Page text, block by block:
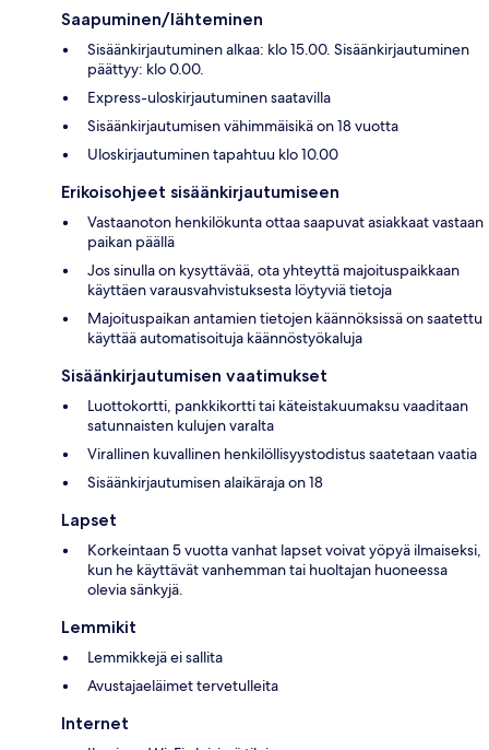
Saapuminen/lähteminen
Sisäänkirjautuminen alkaa: klo 15.00. Sisäänkirjautuminen
päättyy: klo 0.00.
Express-uloskirjautuminen saatavilla
Sisäänkirjautumisen vähimmäisikä on 18 vuotta
Uloskirjautuminen tapahtuu klo 10.00
Erikoisohjeet sisäänkirjautumiseen
Vastaanoton henkilökunta ottaa saapuvat asiakkaat vastaan
paikan päällä
Jos sinulla on kysyttävää, ota yhteyttä majoituspaikkaan
käyttäen varausvahvistuksesta löytyviä tietoja
Majoituspaikan antamien tietojen käännöksissä on saatettu
käyttää automatisoituja käännöstyökaluja
Sisäänkirjautumisen vaatimukset
Luottokortti, pankkikortti tai käteistakuumaksu vaaditaan
satunnaisten kulujen varalta
Virallinen kuvallinen henkilöllisyystodistus saatetaan vaatia
Sisäänkirjautumisen alaikäraja on 18
Lapset
Korkeintaan 5 vuotta vanhat lapset voivat yöpyä ilmaiseksi,
kun he käyttävät vanhemman tai huoltajan huoneessa
olevia sänkyjä.
Lemmikit
Lemmikkejä ei sallita
Avustajaeläimet tervetulleita
Internet